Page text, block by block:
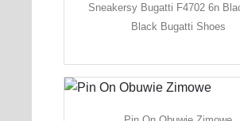
Sneakersy Bugatti F4702 6n
Black Bugatti Shoes